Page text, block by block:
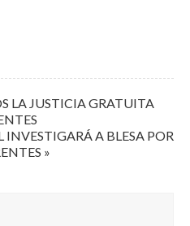
LA JUSTICIA GRATUITA
A BLESA POR
»